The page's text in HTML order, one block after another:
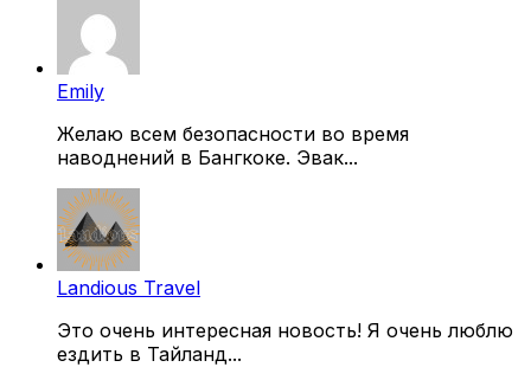
Emily
Желаю всем безопасности во время
наводнений в Бангкоке. Эвак...
Landious Travel
Это очень интересная новость! Я очень люблю
ездить в Тайланд...